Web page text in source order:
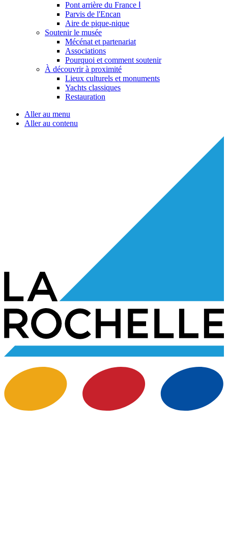
Pont arrière du France Ⅰ
Parvis de l'Encan
Aire de pique-nique
Soutenir le musée
Mécénat et partenariat
Associations
Pourquoi et comment soutenir
À découvrir à proximité
Lieux culturels et monuments
Yachts classiques
Restauration
Aller au menu
Aller au contenu